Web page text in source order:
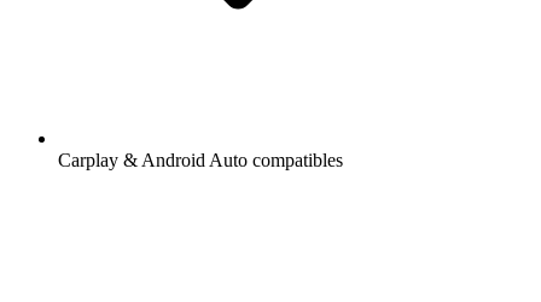
Carplay & Android Auto compatibles